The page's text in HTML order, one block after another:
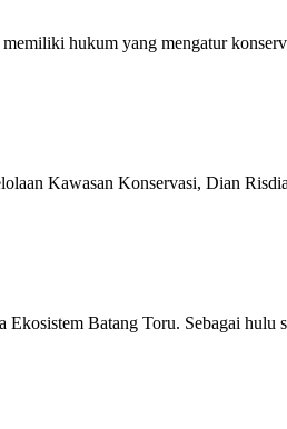
hukum yang mengatur
Kawasan Konservasi, Dian
Batang Toru. Sebagai hulu